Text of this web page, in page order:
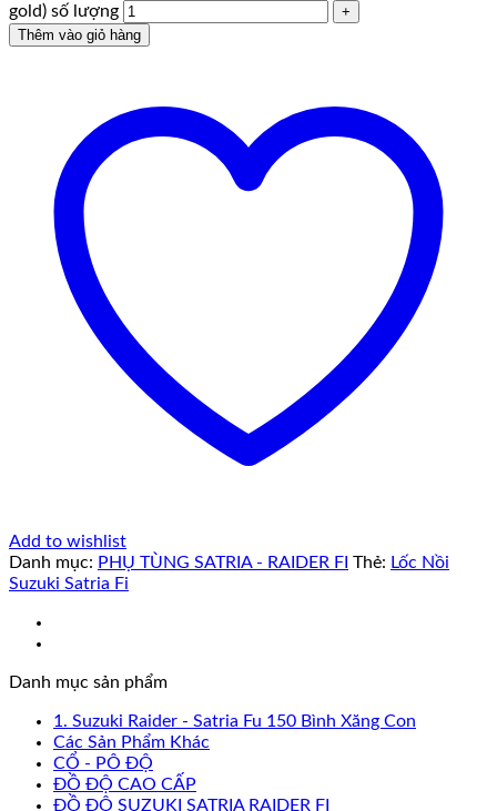
gold) số lượng
Thêm vào giỏ hàng
Add to wishlist
Danh mục: PHỤ TÙNG SATRIA - RAIDER FI Thẻ: Lốc Nồi
Suzuki Satria Fi
Danh mục sản phẩm
1. Suzuki Raider - Satria Fu 150 Bình Xăng Con
Các Sản Phẩm Khác
CỔ - PÔ ĐỘ
ĐỒ ĐỘ CAO CẤP
ĐỒ ĐỘ SUZUKI SATRIA RAIDER FI